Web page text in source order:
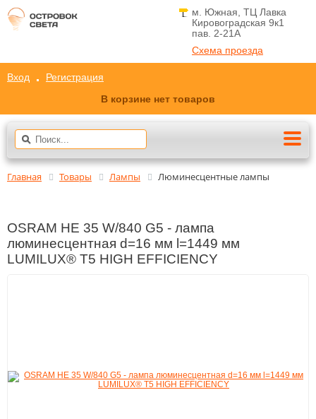
м. Южная, ТЦ Лавка
Кировоградская 9к1
пав. 2-21A
Схема проезда
Вход
Регистрация
В корзине нет товаров
Главная Товары Лампы Люминесцентные лампы
OSRAM HE 35 W/840 G5 - лампа
люминесцентная d=16 мм l=1449 мм
LUMILUX® T5 HIGH EFFICIENCY